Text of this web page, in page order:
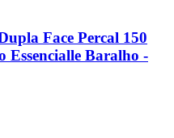
Face Percal 150
Essencialle Baralho -